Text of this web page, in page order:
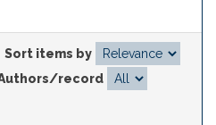
Sort items by
record